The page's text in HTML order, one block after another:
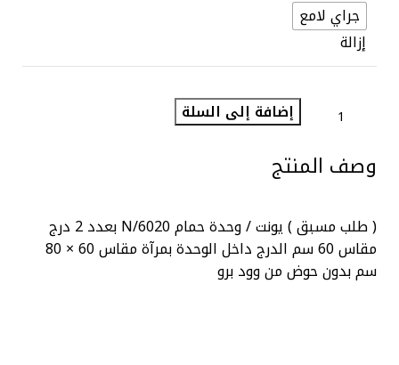
جراي لامع
إزالة
إضافة إلى السلة
وصف المنتج
( طلب مسبق ) يونت / وحدة حمام N/6020 بعدد 2 درج
مقاس 60 سم الدرج داخل الوحدة بمرآة مقاس 60 × 80
سم بدون حوض من وود برو